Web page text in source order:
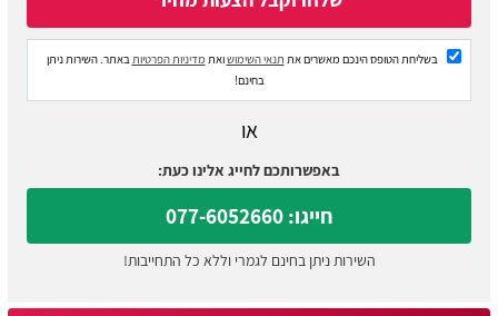
בשליחת הטופס הינכם מאשרים את תנאי השימושואת מדיניות הפרטיותבאתר. השירות ניתן
בחינם!
או
באפשרותכם לחייג אלינו כעת:
חייגו: 077-6052660
השירות ניתן בחינם לגמרי וללא כל התחייבות!